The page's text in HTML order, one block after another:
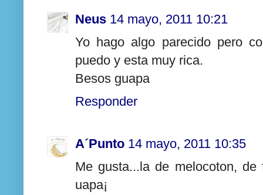
Neus 14 mayo, 2011 10:21
Yo hago algo parecido pero
puedo y esta muy rica.
Besos guapa
Responder
A´Punto 14 mayo, 2011 10:35
Me gusta...la de melocoton,
uapa¡